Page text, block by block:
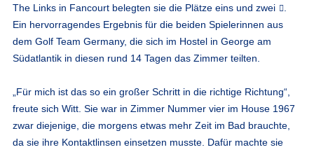
The Links in Fancourt belegten sie die Plätze eins und zwei
Ein hervorragendes Ergebnis für die beiden Spielerinnen aus
dem Golf Team Germany, die sich im Hostel in George am
Südatlantik in diesen rund 14 Tagen das Zimmer teilten.
„Für mich ist das so ein großer Schritt in die richtige Richtung“,
freute sich Witt. Sie war in Zimmer Nummer vier im House 1967
zwar diejenige, die morgens etwas mehr Zeit im Bad brauchte,
da sie ihre Kontaktlinsen einsetzen musste. Dafür machte sie